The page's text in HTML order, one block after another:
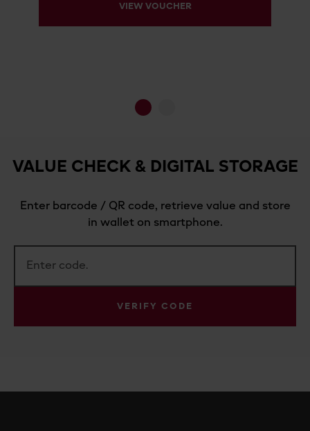
VIEW VOUCHER
VALUE CHECK & DIGITAL STORAGE
Enter barcode / QR code, retrieve value and store
in wallet on smartphone.
VERIFY CODE